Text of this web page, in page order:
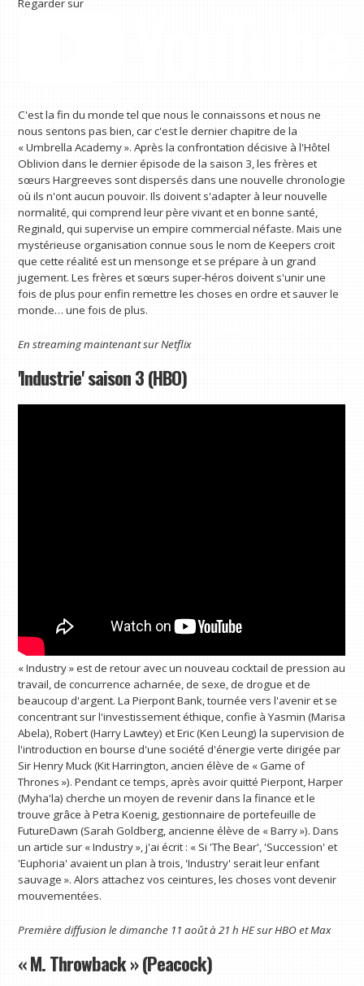
Regarder sur
C'est la fin du monde tel que nous le connaissons et nous ne
nous sentons pas bien, car c'est le dernier chapitre de la
« Umbrella Academy ». Après la confrontation décisive à l'Hôtel
Oblivion dans le dernier épisode de la saison 3, les frères et
sœurs Hargreeves sont dispersés dans une nouvelle chronologie
où ils n'ont aucun pouvoir. Ils doivent s'adapter à leur nouvelle
normalité, qui comprend leur père vivant et en bonne santé,
Reginald, qui supervise un empire commercial néfaste. Mais une
mystérieuse organisation connue sous le nom de Keepers croit
que cette réalité est un mensonge et se prépare à un grand
jugement. Les frères et sœurs super-héros doivent s'unir une
fois de plus pour enfin remettre les choses en ordre et sauver le
monde… une fois de plus.
En streaming maintenant surNetflix
'Industrie' saison 3 (HBO)
« Industry » est de retour avec un nouveau cocktail de pression au
travail, de concurrence acharnée, de sexe, de drogue et de
beaucoup d'argent. La Pierpont Bank, tournée vers l'avenir et se
concentrant sur l'investissement éthique, confie à Yasmin (Marisa
Abela), Robert (Harry Lawtey) et Eric (Ken Leung) la supervision de
l'introduction en bourse d'une société d'énergie verte dirigée par
Sir Henry Muck (Kit Harrington, ancien élève de « Game of
Thrones »). Pendant ce temps, après avoir quitté Pierpont, Harper
(Myha'la) cherche un moyen de revenir dans la finance et le
trouve grâce à Petra Koenig, gestionnaire de portefeuille de
FutureDawn (Sarah Goldberg, ancienne élève de « Barry »). Dans
un article sur « Industry », j'ai écrit : « Si 'The Bear', 'Succession' et
'Euphoria' avaient un plan à trois, 'Industry' serait leur enfant
sauvage ». Alors attachez vos ceintures, les choses vont devenir
mouvementées.
Première diffusion le dimanche 11 août à 21 h HE sur HBO etMax
« M. Throwback » (Peacock)